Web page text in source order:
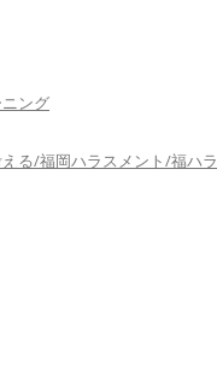
ング
る/福岡ハラスメント/福ハラ